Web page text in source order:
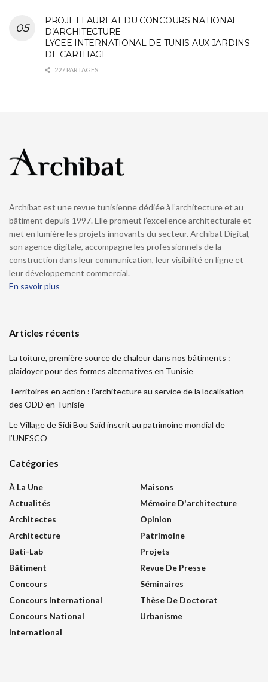
PROJET LAUREAT DU CONCOURS NATIONAL
D’ARCHITECTURE
LYCEE INTERNATIONAL DE TUNIS AUX JARDINS
DE CARTHAGE
227 PARTAGES
Archibat est une revue tunisienne dédiée à l’architecture et au
bâtiment depuis 1997. Elle promeut l’excellence architecturale et
met en lumière les projets innovants du secteur. Archibat Digital,
son agence digitale, accompagne les professionnels de la
construction dans leur communication, leur visibilité en ligne et
leur développement commercial.
En savoir plus
Articles récents
La toiture, première source de chaleur dans nos bâtiments :
plaidoyer pour des formes alternatives en Tunisie
Territoires en action : l’architecture au service de la localisation
des ODD en Tunisie
Le Village de Sidi Bou Saïd inscrit au patrimoine mondial de
l’UNESCO
Catégories
À La Une
Actualités
Architectes
Architecture
Bati-Lab
Bâtiment
Concours
Concours International
Concours National
International
Maisons
Mémoire D'architecture
Opinion
Patrimoine
Projets
Revue De Presse
Séminaires
Thèse De Doctorat
Urbanisme